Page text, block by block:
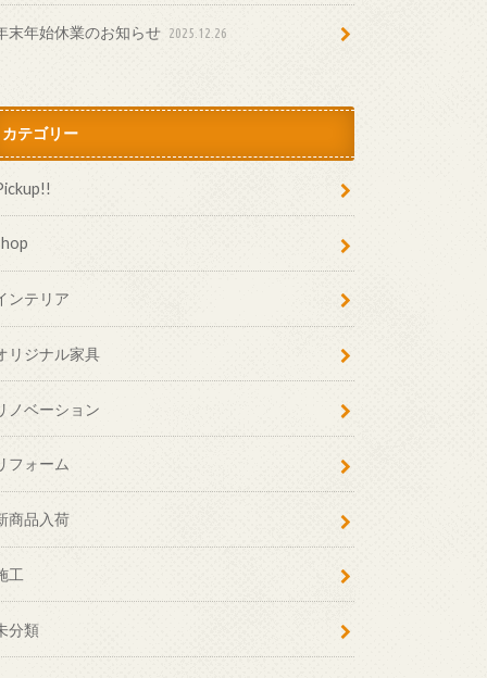
末年始休業のお知らせ 2025.12.26
カテゴリー
ンテリア
リジナル家具
ノベーション
フォーム
商品入荷
工
分類